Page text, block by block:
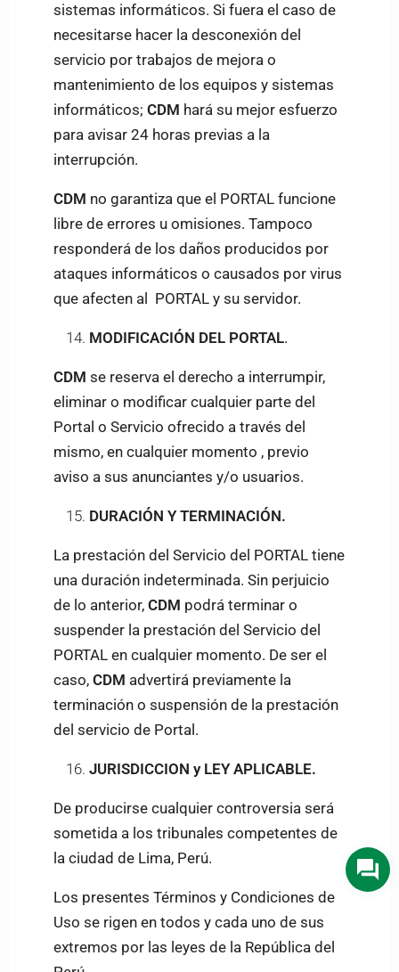
sistemas informáticos. Si fuera el caso de
necesitarse hacer la desconexión del
servicio por trabajos de mejora o
mantenimiento de los equipos y sistemas
informáticos; CDM hará su mejor esfuerzo
para avisar 24 horas previas a la
interrupción.
CDM no garantiza que el PORTAL funcione
libre de errores u omisiones. Tampoco
responderá de los daños producidos por
ataques informáticos o causados por virus
que afecten al PORTAL y su servidor.
MODIFICACIÓN DEL PORTAL.
CDM se reserva el derecho a interrumpir,
eliminar o modificar cualquier parte del
Portal o Servicio ofrecido a través del
mismo, en cualquier momento , previo
aviso a sus anunciantes y/o usuarios.
DURACIÓN Y TERMINACIÓN.
La prestación del Servicio del PORTAL tiene
una duración indeterminada. Sin perjuicio
de lo anterior, CDM podrá terminar o
suspender la prestación del Servicio del
PORTAL en cualquier momento. De ser el
caso, CDM advertirá previamente la
terminación o suspensión de la prestación
del servicio de Portal.
JURISDICCION y LEY APLICABLE.
De producirse cualquier controversia será
sometida a los tribunales competentes de
la ciudad de Lima, Perú.
Los presentes Términos y Condiciones de
Uso se rigen en todos y cada uno de sus
extremos por las leyes de la República del